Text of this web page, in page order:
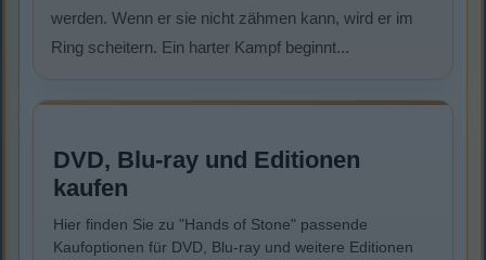
werden. Wenn er sie nicht zähmen kann, wird er im
Ring scheitern. Ein harter Kampf beginnt...
DVD, Blu-ray und Editionen
kaufen
Hier finden Sie zu "Hands of Stone" passende
Kaufoptionen für DVD, Blu-ray und weitere Editionen